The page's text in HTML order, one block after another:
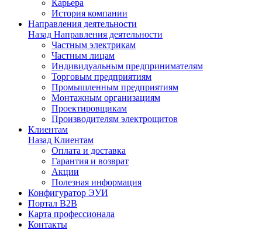
Карьера
История компании
Направления деятельности
Назад Направления деятельности
Частным электрикам
Частным лицам
Индивидуальным предпринимателям
Торговым предприятиям
Промышленным предприятиям
Монтажным организациям
Проектировщикам
Производителям электрощитов
Клиентам
Назад Клиентам
Оплата и доставка
Гарантия и возврат
Акции
Полезная информация
Конфигуратор ЭУИ
Портал B2B
Карта профессионала
Контакты